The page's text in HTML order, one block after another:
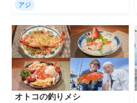
アジ
オトコの釣りメシ